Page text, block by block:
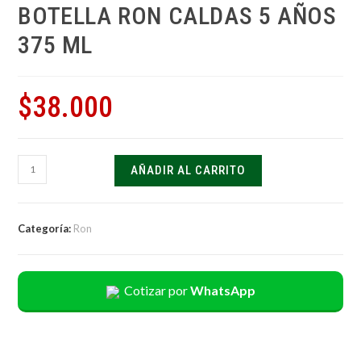
BOTELLA RON CALDAS 5 AÑOS
375 ML
$38.000
AÑADIR AL CARRITO
Categoría: Ron
Cotizar porWhatsApp